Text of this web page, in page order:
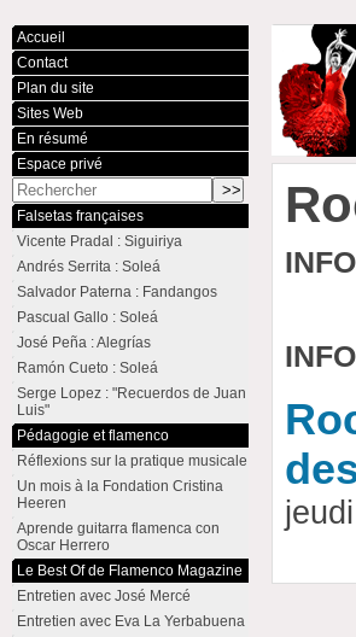
Accueil
Contact
Plan du site
Sites Web
En résumé
Espace privé
Falsetas françaises
Vicente Pradal : Siguiriya
Andrés Serrita : Soleá
Salvador Paterna : Fandangos
Pascual Gallo : Soleá
José Peña : Alegrías
Ramón Cueto : Soleá
Serge Lopez : "Recuerdos de Juan
Luis"
Pédagogie et flamenco
Réflexions sur la pratique musicale
Un mois à la Fondation Cristina
Heeren
Aprende guitarra flamenca con
Oscar Herrero
Le Best Of de Flamenco Magazine
Entretien avec José Mercé
Entretien avec Eva La Yerbabuena